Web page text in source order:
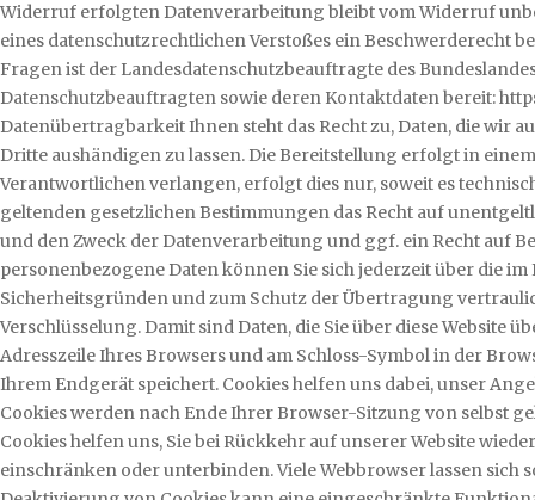
Widerruf erfolgten Datenverarbeitung bleibt vom Widerruf
eines datenschutzrechtlichen Verstoßes ein Beschwerderecht
Fragen ist der Landesdatenschutzbeauftragte des
Datenschutzbeauftragten sowie deren Kontaktdaten bereit:
Datenübertragbarkeit Ihnen steht das Recht zu, Daten, die wir
Dritte aushändigen zu lassen. Die Bereitstellung erfolgt in
Verantwortlichen verlangen, erfolgt dies nur, soweit es
geltenden gesetzlichen Bestimmungen das Recht auf
und den Zweck der Datenverarbeitung und ggf. ein Recht auf
personenbezogene Daten können Sie sich jederzeit über die
Sicherheitsgründen und zum Schutz der Übertragung
Verschlüsselung. Damit sind Daten, die Sie über diese Website
Adresszeile Ihres Browsers und am Schloss-Symbol in der
Ihrem Endgerät speichert. Cookies helfen uns dabei, unser
Cookies werden nach Ende Ihrer Browser-Sitzung von selbst
Cookies helfen uns, Sie bei Rückkehr auf unserer Website
einschränken oder unterbinden. Viele Webbrowser lassen sich